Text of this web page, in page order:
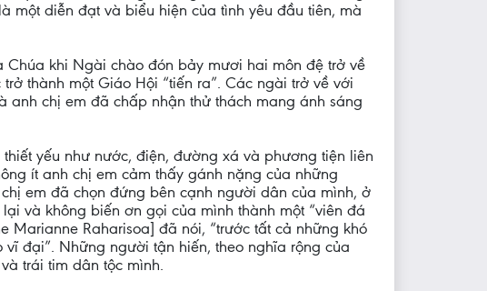
một diễn đạt và biểu hiện của tình yêu đầu tiên, mà
khi Ngài chào đón bảy mươi hai môn đệ trở về
thành một Giáo Hội “tiến ra”. Các ngài trở về với
anh chị em đã chấp nhận thử thách mang ánh sáng
yếu như nước, điện, đường xá và phương tiện liên
ít anh chị em cảm thấy gánh nặng của những
em đã chọn đứng bên cạnh người dân của mình, ở
và không biến ơn gọi của mình thành một “viên đá
Marianne Raharisoa] đã nói, “trước tất cả những khó
đại”. Những người tận hiến, theo nghĩa rộng của
trái tim dân tộc mình.